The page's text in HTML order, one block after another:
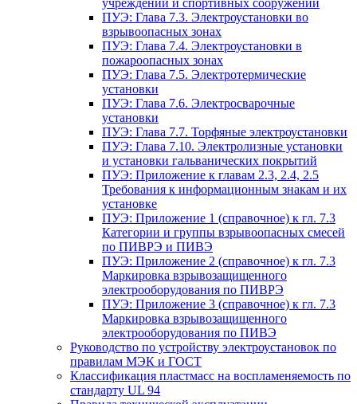
учреждений и спортивных сооружений
ПУЭ: Глава 7.3. Электроустановки во
взрывоопасных зонах
ПУЭ: Глава 7.4. Электроустановки в
пожароопасных зонах
ПУЭ: Глава 7.5. Электротермические
установки
ПУЭ: Глава 7.6. Электросварочные
установки
ПУЭ: Глава 7.7. Торфяные электроустановки
ПУЭ: Глава 7.10. Электролизные установки
и установки гальванических покрытий
ПУЭ: Приложение к главам 2.3, 2.4, 2.5
Требования к информационным знакам и их
установке
ПУЭ: Приложение 1 (справочное) к гл. 7.3
Категории и группы взрывоопасных смесей
по ПИВРЭ и ПИВЭ
ПУЭ: Приложение 2 (справочное) к гл. 7.3
Маркировка взрывозащищенного
электрооборудования по ПИВРЭ
ПУЭ: Приложение 3 (справочное) к гл. 7.3
Маркировка взрывозащищенного
электрооборудования по ПИВЭ
Руководство по устройству электроустановок по
правилам МЭК и ГОСТ
Классификация пластмасс на воспламеняемость по
стандарту UL 94